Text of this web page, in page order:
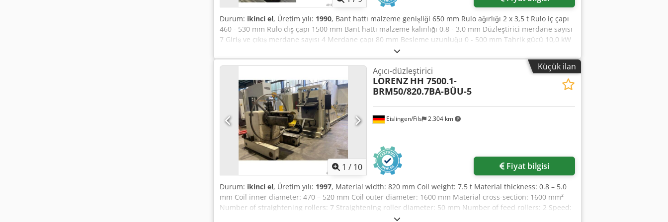
Durum: ikinci el, Üretim yılı: 1990, Bant hattı malzeme genişliği 650 mm Rulo ağırlığı 2 x 3,5 t Rulo iç çapı
460 - 530 mm Rulo dış çapı 1500 mm Bant hattı malzeme kalınlığı 0,8 - 3,0 mm Düzleştirici merdane sayısı
7 Giriş ve çıkış merdane sayısı 4 Merdane çapı 80 mm Besleme uzunluğu 0 - 500 mm Tahrik gücü 10,0 kW
Ağırlık 10,0 t Bant hattı için alan ihtiyacı (UxGxY) 8,8 x 4,0 x 2,55 m Dimeco düzleştirici, 1676 EV Giriş tablası
ve ön bükme silindiri, hidrolik yükleme köprüsü ile Çift rulo açıcı 2382 FFPS Pnömatik takip freni, hidrolik
merkez genişletme, hidrolik baskı silindiri, yükleme sehpası ile elektronik merdane besleme Microfeed
1140 E DC tahrik, pnömatik ara havalandırma ile Chsdpfjzrprwjx Akkoa Sadece çalıştırılmadan teklif
edilebilir – sökümden önce tedarikçide video mevcuttur
Küçük ilan
1 / 10
Eislingen/Fils 2.304 km
Açıcı-düzleştirici
LORENZ HH 7500.1-
BRM50/820.7BA-BÜU-5
Fiyat bilgisi
Durum: ikinci el, Üretim yılı: 1997, Material width: 820 mm Coil weight: 7.5 t Material thickness: 0.8 – 5.0
mm Coil inner diameter: 470 – 520 mm Coil outer diameter: 1600 mm Material cross-section: 1600 mm²
Number of straightening rollers: 7 Straightening roller diameter: 50 mm Number of feed rollers: 2 Speed:
0 – 40 m/min Chjdjzrpp Aepfx Akkja Decoiler HH 7500.1 equipped with: - Hydraulic expansion and